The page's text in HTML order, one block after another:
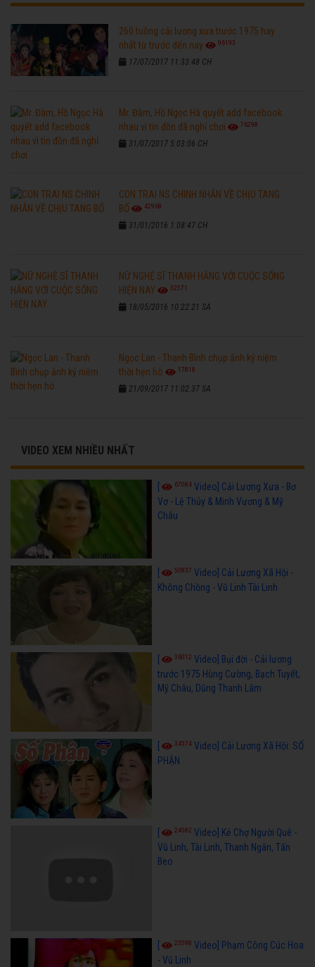
260 tuồng cải lương xưa trước 1975 hay
nhất từ trước đến nay
96193
17/07/2017 11:33:48 CH
Mr. Đàm, Hồ Ngọc Hà quyết add facebook
nhau vì tin đồn đã nghỉ chơi
76298
31/07/2017 5:03:06 CH
CON TRAI NS CHINH NHẪN VỀ CHỊU TANG
BỐ
42968
31/01/2016 1:08:47 CH
NỮ NGHỆ SĨ THANH HẰNG VỚI CUỘC SỐNG
HIỆN NAY
32571
18/05/2016 10:22:21 SA
Ngọc Lan - Thanh Bình chụp ảnh kỷ niệm
thời hẹn hò
17818
21/09/2017 11:02:37 SA
VIDEO XEM NHIỀU NHẤT
[ 67084 Video] Cải Lương Xưa - Bơ
Vơ - Lệ Thủy & Minh Vương & Mỹ
Châu
50837 Video] Cải Lương Xã Hội -
Không Chồng - Vũ Linh Tài Linh
36012 Video] Bụi đời - Cải lương
trước 1975 Hùng Cường, Bạch Tuyết,
Mỹ Châu, Dũng Thanh Lâm
34574 Video] Cải Lương Xã Hội: SỐ
PHẬN
24582 Video] Kẻ Chợ Người Quê -
Vũ Linh, Tài Linh, Thanh Ngân, Tấn
Beo
23598 Video] Phạm Công Cúc Hoa
- Vũ Linh